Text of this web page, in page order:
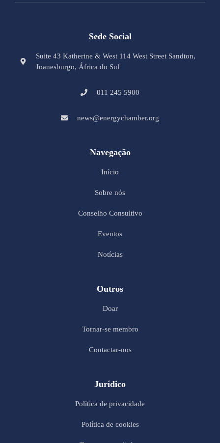
Sede Social
Suite 43 Katherine & West 114 West Street Sandton,
Joanesburgo, África do Sul
011 245 5900
news@energychamber.org
Navegação
Início
Sobre nós
Conselho Consultivo
Eventos
Notícias
Outros
Doar
Tornar-se membro
Contactar-nos
Jurídico
Política de privacidade
Política de cookies